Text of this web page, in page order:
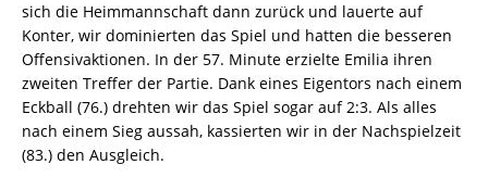
sich die Heimmannschaft dann zurück und lauerte auf
Konter, wir dominierten das Spiel und hatten die besseren
Offensivaktionen. In der 57. Minute erzielte Emilia ihren
zweiten Treffer der Partie. Dank eines Eigentors nach einem
Eckball (76.) drehten wir das Spiel sogar auf 2:3. Als alles
nach einem Sieg aussah, kassierten wir in der Nachspielzeit
(83.) den Ausgleich.